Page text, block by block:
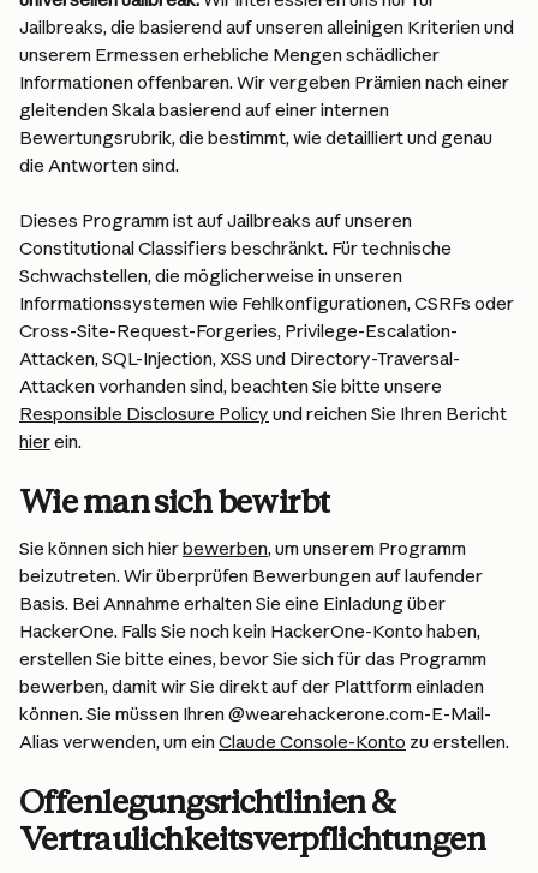
Jailbreaks, die basierend auf unseren alleinigen Kriterien und
unserem Ermessen erhebliche Mengen schädlicher
Informationen offenbaren. Wir vergeben Prämien nach einer
gleitenden Skala basierend auf einer internen
Bewertungsrubrik, die bestimmt, wie detailliert und genau
die Antworten sind.
Dieses Programm ist auf Jailbreaks auf unseren
Constitutional Classifiers beschränkt. Für technische
Schwachstellen, die möglicherweise in unseren
Informationssystemen wie Fehlkonfigurationen, CSRFs oder
Cross-Site-Request-Forgeries, Privilege-Escalation-
Attacken, SQL-Injection, XSS und Directory-Traversal-
Attacken vorhanden sind, beachten Sie bitte unsere
Responsible Disclosure Policy und reichen Sie Ihren Bericht
hier ein.
Wie man sich bewirbt
Sie können sich hier bewerben, um unserem Programm
beizutreten. Wir überprüfen Bewerbungen auf laufender
Basis. Bei Annahme erhalten Sie eine Einladung über
HackerOne. Falls Sie noch kein HackerOne-Konto haben,
erstellen Sie bitte eines, bevor Sie sich für das Programm
bewerben, damit wir Sie direkt auf der Plattform einladen
können. Sie müssen Ihren @wearehackerone.com-E-Mail-
Alias verwenden, um ein Claude Console-Konto zu erstellen.
Offenlegungsrichtlinien &
Vertraulichkeitsverpflichtungen